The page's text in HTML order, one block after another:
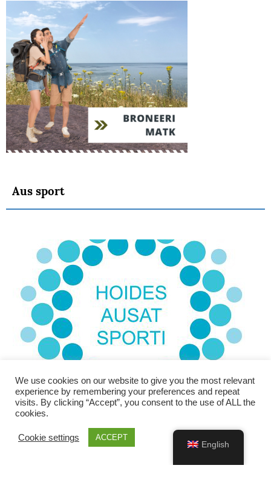
Aus sport
We use cookies on our website to give you the most relevant
experience by remembering your preferences and repeat
visits. By clicking “Accept”, you consent to the use of ALL the
cookies.
Cookie settings ACCEPT
English